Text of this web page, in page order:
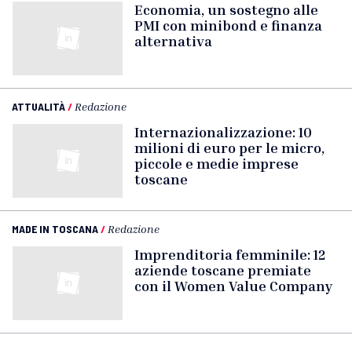
Economia, un sostegno alle
PMI con minibond e finanza
alternativa
ATTUALITÀ/ Redazione
Internazionalizzazione: 10
milioni di euro per le micro,
piccole e medie imprese
toscane
MADE IN TOSCANA/ Redazione
Imprenditoria femminile: 12
aziende toscane premiate
con il Women Value Company